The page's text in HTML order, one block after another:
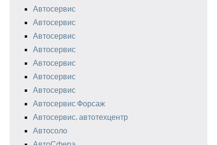
Автосервис
Автосервис
Автосервис
Автосервис
Автосервис
Автосервис
Автосервис
Автосервис Форсаж
Автосервис, автотехцентр
Автосоло